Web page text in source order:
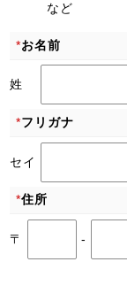
など
*お名前
姓
*フリガナ
セイ
*住所
〒 -